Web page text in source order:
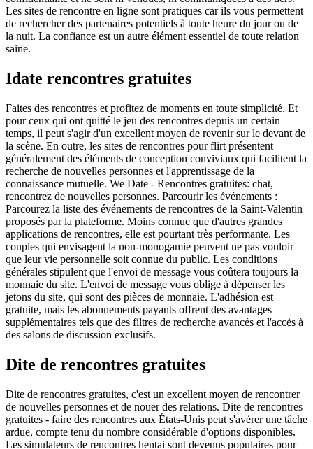
Les sites de rencontre en ligne sont pratiques car ils vous permettent
de rechercher des partenaires potentiels à toute heure du jour ou de
la nuit. La confiance est un autre élément essentiel de toute relation
saine.
Idate rencontres gratuites
Faites des rencontres et profitez de moments en toute simplicité. Et
pour ceux qui ont quitté le jeu des rencontres depuis un certain
temps, il peut s'agir d'un excellent moyen de revenir sur le devant de
la scène. En outre, les sites de rencontres pour flirt présentent
généralement des éléments de conception conviviaux qui facilitent la
recherche de nouvelles personnes et l'apprentissage de la
connaissance mutuelle. We Date - Rencontres gratuites: chat,
rencontrez de nouvelles personnes. Parcourir les événements :
Parcourez la liste des événements de rencontres de la Saint-Valentin
proposés par la plateforme. Moins connue que d'autres grandes
applications de rencontres, elle est pourtant très performante. Les
couples qui envisagent la non-monogamie peuvent ne pas vouloir
que leur vie personnelle soit connue du public. Les conditions
générales stipulent que l'envoi de message vous coûtera toujours la
monnaie du site. L'envoi de message vous oblige à dépenser les
jetons du site, qui sont des pièces de monnaie. L'adhésion est
gratuite, mais les abonnements payants offrent des avantages
supplémentaires tels que des filtres de recherche avancés et l'accès à
des salons de discussion exclusifs.
Dite de rencontres gratuites
Dite de rencontres gratuites, c'est un excellent moyen de rencontrer
de nouvelles personnes et de nouer des relations. Dite de rencontres
gratuites - faire des rencontres aux États-Unis peut s'avérer une tâche
ardue, compte tenu du nombre considérable d'options disponibles.
Les simulateurs de rencontres hentai sont devenus populaires pour